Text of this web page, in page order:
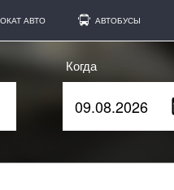
АВТО АВТОБУСЫ
Когда